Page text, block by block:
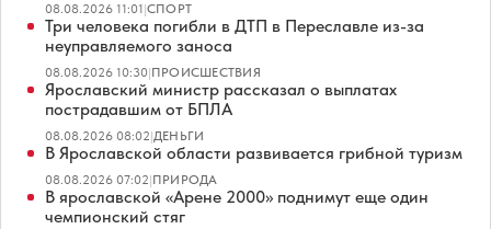
08.08.2026 11:01|СПОРТ
Три человека погибли в ДТП в Переславле из-за
неуправляемого заноса
08.08.2026 10:30|ПРОИСШЕСТВИЯ
Ярославский министр рассказал о выплатах
пострадавшим от БПЛА
08.08.2026 08:02|ДЕНЬГИ
В Ярославской области развивается грибной туризм
08.08.2026 07:02|ПРИРОДА
В ярославской «Арене 2000» поднимут еще один
чемпионский стяг